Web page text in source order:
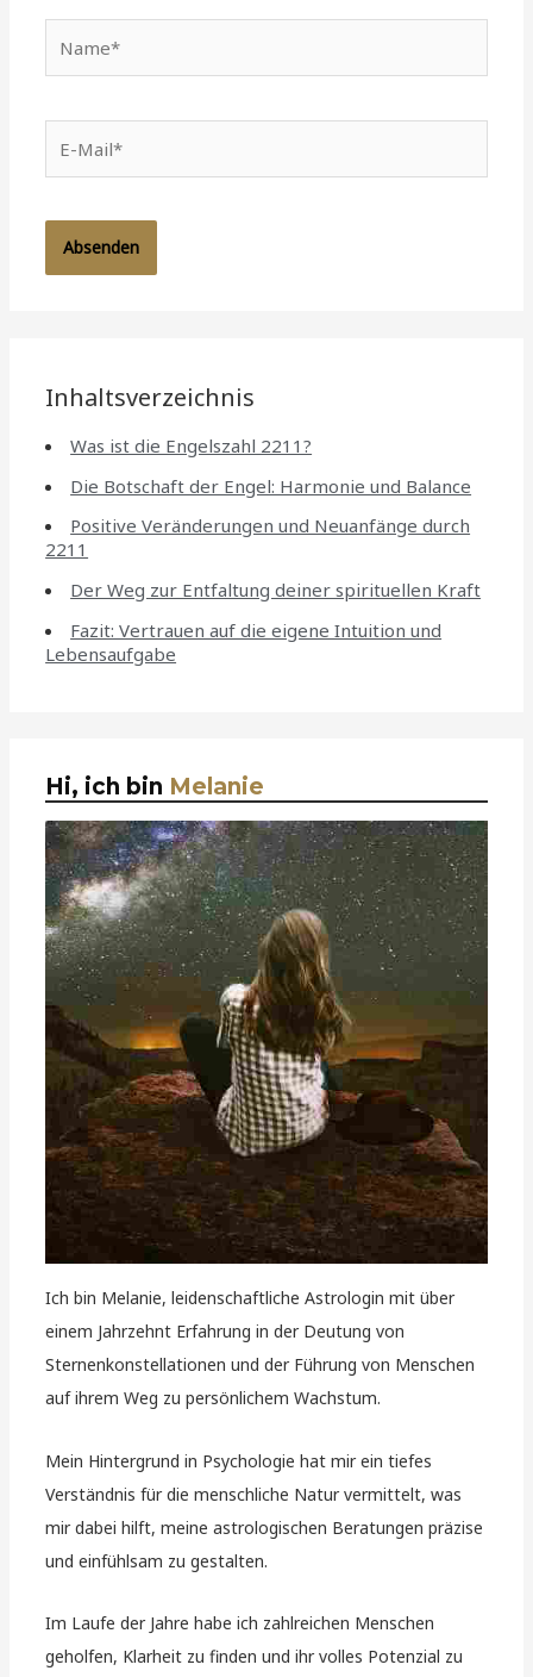
Mail*
Inhaltsverzeichnis
Was ist die Engelszahl 2211?
Die Botschaft der Engel: Harmonie und Balance
Positive Veränderungen und Neuanfänge durch
2211
Der Weg zur Entfaltung deiner spirituellen Kraft
Fazit: Vertrauen auf die eigene Intuition und
Lebensaufgabe
Hi, ich bin Melanie
Ich bin Melanie, leidenschaftliche Astrologin mit über
einem Jahrzehnt Erfahrung in der Deutung von
Sternenkonstellationen und der Führung von Menschen
auf ihrem Weg zu persönlichem Wachstum.
Mein Hintergrund in Psychologie hat mir ein tiefes
Verständnis für die menschliche Natur vermittelt, was
mir dabei hilft, meine astrologischen Beratungen präzise
und einfühlsam zu gestalten.
Im Laufe der Jahre habe ich zahlreichen Menschen
geholfen, Klarheit zu finden und ihr volles Potenzial zu